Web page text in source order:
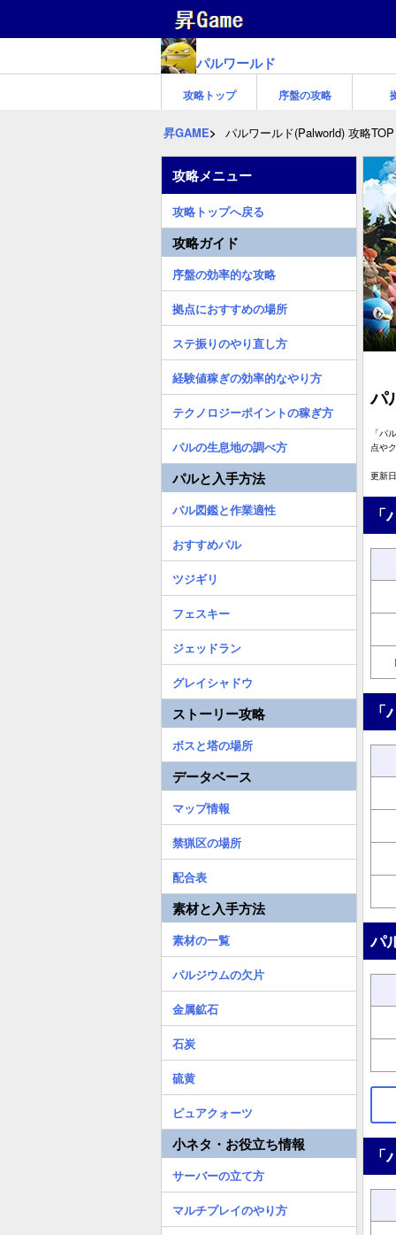
パルワールド
攻略トップ 序盤の攻略
昇GAME パルワールド(Palworld) 攻略TOP
パ
「パ
点や
更新
パ
攻略メニュー
攻略トップへ戻る
攻略ガイド
序盤の効率的な攻略
拠点におすすめの場所
ステ振りのやり直し方
経験値稼ぎの効率的なやり方
テクノロジーポイントの稼ぎ方
パルの生息地の調べ方
パルと入手方法
パル図鑑と作業適性
おすすめパル
ツジギリ
フェスキー
ジェッドラン
グレイシャドウ
ストーリー攻略
ボスと塔の場所
データベース
マップ情報
禁猟区の場所
配合表
素材と入手方法
素材の一覧
パルジウムの欠片
金属鉱石
石炭
硫黄
ピュアクォーツ
小ネタ・お役立ち情報
サーバーの立て方
マルチプレイのやり方